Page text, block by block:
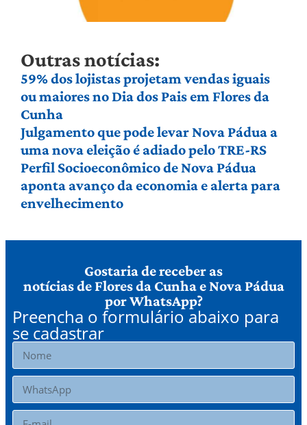
Outras notícias:
59% dos lojistas projetam vendas iguais
ou maiores no Dia dos Pais em Flores da
Cunha
Julgamento que pode levar Nova Pádua a
uma nova eleição é adiado pelo TRE-RS
Perfil Socioeconômico de Nova Pádua
aponta avanço da economia e alerta para
envelhecimento
Gostaria de receber as
notícias de Flores da Cunha e Nova Pádua
por WhatsApp?
Preencha o formulário abaixo para
se cadastrar